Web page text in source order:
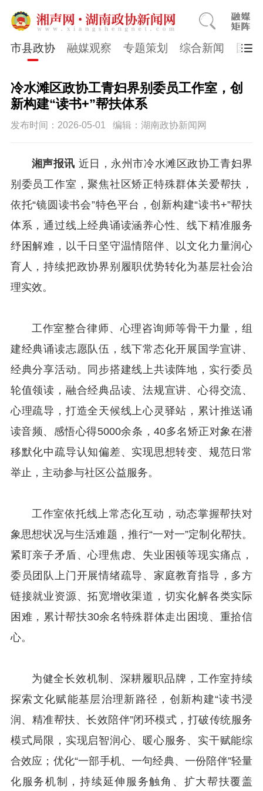
市县政协 融媒观察 专题策划 综合新闻 国医
冷水滩区政协工青妇界别委员工作室，创
新构建“读书+”帮扶体系
发布时间：2026-05-01 编辑：湖南政协新闻网
湘声报讯 近日，永州市冷水滩区政协工青妇界
别委员工作室，聚焦社区矫正特殊群体关爱帮扶，
依托“镜圆读书会”特色平台，创新构建“读书+”帮扶
体系，通过线上经典诵读涵养心性、线下精准服务
纾困解难，以千日坚守温情陪伴、以文化力量润心
育人，持续把政协界别履职优势转化为基层社会治
理实效。
工作室整合律师、心理咨询师等骨干力量，组
建经典诵读志愿队伍，线下常态化开展国学宣讲、
经典分享活动。同步搭建线上共读阵地，实行委员
轮值领读，融合经典品读、法规宣讲、心得交流、
心理疏导，打造全天候线上心灵驿站，累计推送诵
读音频、感悟心得5000余条，40多名矫正对象在潜
移默化中疏导认知偏差、实现思想转变、规范日常
举止，主动参与社区公益服务。
工作室依托线上常态化互动，动态掌握帮扶对
象思想状况与生活难题，推行“一对一”定制化帮扶。
紧盯亲子矛盾、心理焦虑、失业困顿等现实痛点，
委员团队上门开展情绪疏导、家庭教育指导，多方
链接就业资源、拓宽增收渠道，切实化解各类实际
困难，累计帮扶30余名特殊群体走出困境、重拾信
心。
为健全长效机制、深耕履职品牌，工作室持续
探索文化赋能基层治理新路径，创新构建“读书浸
润、精准帮扶、长效陪伴”闭环模式，打破传统服务
模式局限，实现启智润心、暖心服务、实干赋能综
合效应；优化“一部手机、一句经典、一份陪伴”轻量
化服务机制，持续延伸服务触角、扩大帮扶覆盖